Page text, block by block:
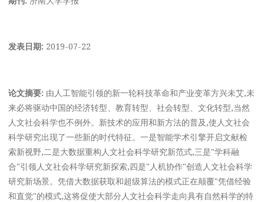
发表日期: 2019-07-22
论文摘要: 由人工智能引领的新一轮科技革命和产业变革方兴未艾,未
来必将驱动中国的经济转型、教育转型、社会转型、文化转型,当然
人文社会科学也不例外。新技术的应用和新方法的普及,使人文社会
科学研究出现了一些新的时代特征。一是智能学术引擎开启文献检
索新视野,二是大数据重构人文社会科学研究新范式,三是"学科融
合"引领人文社会科学研究新探索,四是"人机协作"创造人文社会科学
研究新场景。凭借大数据获取和超级算法的模式正在颠覆"凭借经验
和直觉"的模式,这将促使大部分人文社会科学走向具有自然科学的特